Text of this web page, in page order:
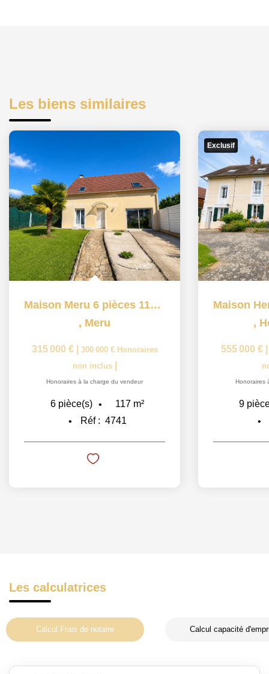
Les biens similaires
Maison Meru 6 pièces 117 m2
, Meru
315 000 € 300 000 € Honoraires
non inclus
Honoraires à la charge du vendeur
6 pièce(s) 117 m²
Réf : 4741
Exclusif
,
555 000 €
Honoraires
9
Les calculatrices
Calcul Frais de notaire Calcul capacité